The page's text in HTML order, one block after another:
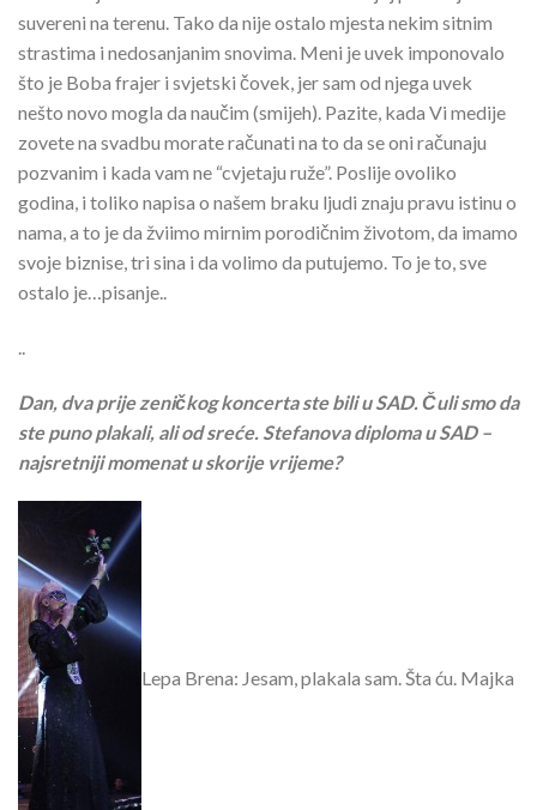
suvereni na terenu. Tako da nije ostalo mjesta nekim sitnim
strastima i nedosanjanim snovima. Meni je uvek imponovalo
što je Boba frajer i svjetski čovek, jer sam od njega uvek
nešto novo mogla da naučim (smijeh). Pazite, kada Vi medije
zovete na svadbu morate računati na to da se oni računaju
pozvanim i kada vam ne “cvjetaju ruže”. Poslije ovoliko
godina, i toliko napisa o našem braku ljudi znaju pravu istinu o
nama, a to je da žviimo mirnim porodičnim životom, da imamo
svoje biznise, tri sina i da volimo da putujemo. To je to, sve
ostalo je…pisanje..
Dan, dva prije zeničkog koncerta ste bili u SAD. Čuli smo da
ste puno plakali, ali od sreće. Stefanova diploma u SAD –
najsretniji momenat u skorije vrijeme?
Lepa Brena: Jesam, plakala sam. Šta ću. Majka